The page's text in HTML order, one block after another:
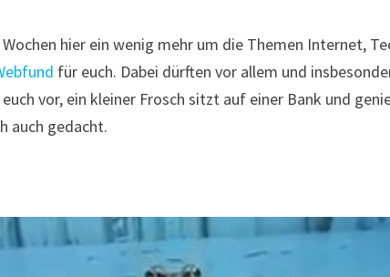
hier ein wenig mehr um die Themen Internet,
für euch. Dabei dürften vor allem und
vor, ein kleiner Frosch sitzt auf einer Bank und
auch gedacht.